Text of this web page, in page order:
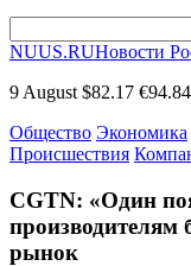
NUUS.RUНовости
9 August $82.17 €94.84
Общество Экономика
Происшествия
CGTN: «Один
рынок